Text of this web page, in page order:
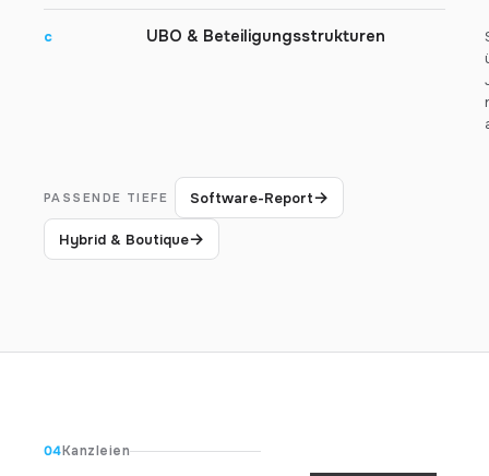
c UBO & Beteiligungsstrukturen
PASSENDE TIEFE Software-Report→
Hybrid & Boutique→
04Kanzleien